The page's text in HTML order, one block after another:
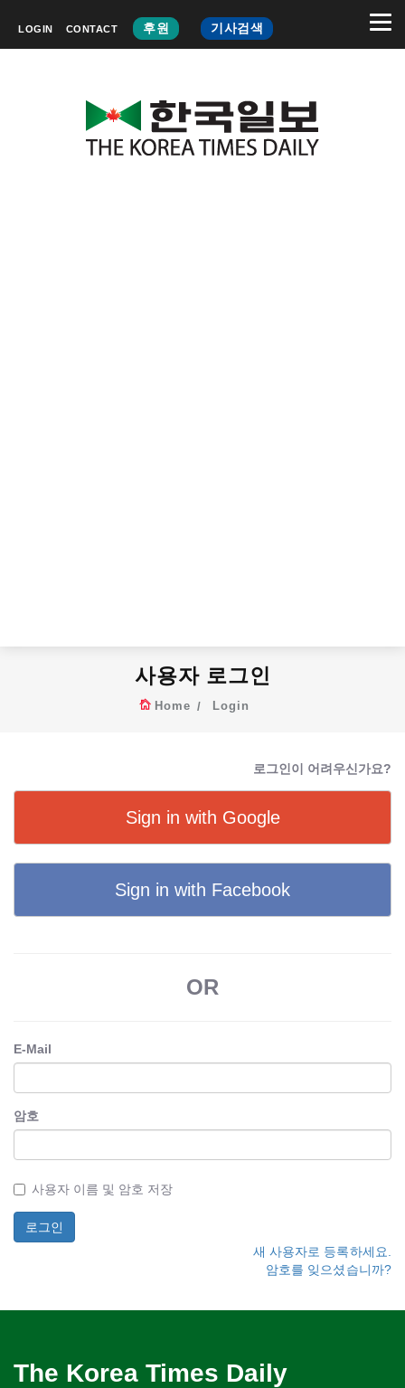
LOGIN CONTACT 후원 기사검색
사용자 로그인
Home Login
로그인이 어려우신가요?
Sign in with Google
Sign in with Facebook
OR
E-Mail
암호
사용자 이름 및 암호 저장
새 사용자로 등록하세요.
암호를 잊으셨습니까?
The Korea Times Daily